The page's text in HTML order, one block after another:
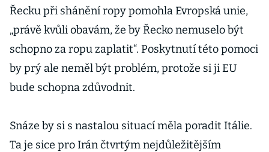
Řecku při shánění ropy pomohla Evropská unie,
„právě kvůli obavám, že by Řecko nemuselo být
schopno za ropu zaplatit“. Poskytnutí této pomoci
by prý ale neměl být problém, protože si ji EU
bude schopna zdůvodnit.
Snáze by si s nastalou situací měla poradit Itálie.
Ta je sice pro Irán čtvrtým nejdůležitějším